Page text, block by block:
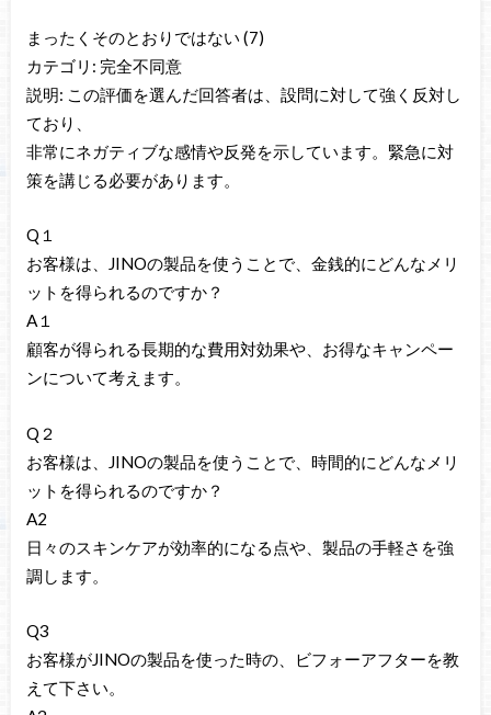
まったくそのとおりではない (7)
カテゴリ: 完全不同意
説明: この評価を選んだ回答者は、設問に対して強く反対し
ており、
非常にネガティブな感情や反発を示しています。緊急に対
策を講じる必要があります。
Q１
お客様は、JINOの製品を使うことで、金銭的にどんなメリ
ットを得られるのですか？
A１
顧客が得られる長期的な費用対効果や、お得なキャンペー
ンについて考えます。
Q２
お客様は、JINOの製品を使うことで、時間的にどんなメリ
ットを得られるのですか？
A2
日々のスキンケアが効率的になる点や、製品の手軽さを強
調します。
Q3
お客様がJINOの製品を使った時の、ビフォーアフターを教
えて下さい。